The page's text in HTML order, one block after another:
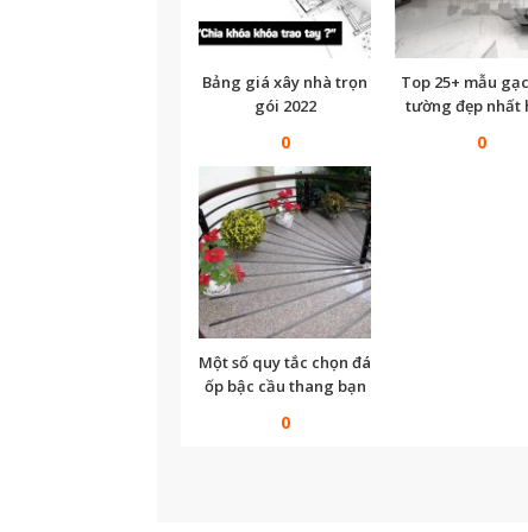
Bảng giá xây nhà trọn
gói 2022
0
Top 25+ mẫu
tường đẹp nhất
0
Một số quy tắc chọn đá
ốp bậc cầu thang bạn
0